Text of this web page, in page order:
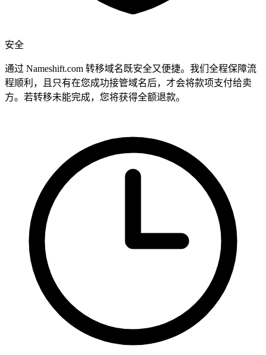
安全
通过 Nameshift.com 转移域名既安全又便捷。我们全程保障流
程顺利，且只有在您成功接管域名后，才会将款项支付给卖
方。若转移未能完成，您将获得全额退款。